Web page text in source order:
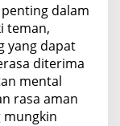
dalam
teman,
yang dapat
diterima
mental
rasa aman
mungkin